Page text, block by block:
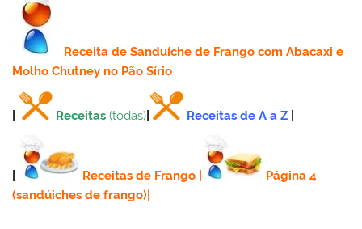
Receitade Sanduíche de Frango com Abacaxi e
Molho Chutney no Pão Sírio
Receitas (todas) Receitas de A a Z
Receitas de Frango
Página 4
(sandúiches de frango)
.